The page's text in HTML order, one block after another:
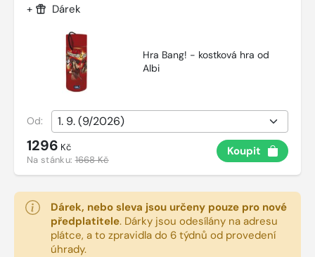
+ Dárek
Hra Bang! - kostková hra od
Albi
Od:
1296 Kč
Na stánku:1668 Kč
Koupit
Dárek, nebo sleva jsou určeny pouze pro nové
předplatitele. Dárky jsou odesílány na adresu
plátce, a to zpravidla do 6 týdnů od provedení
úhrady.